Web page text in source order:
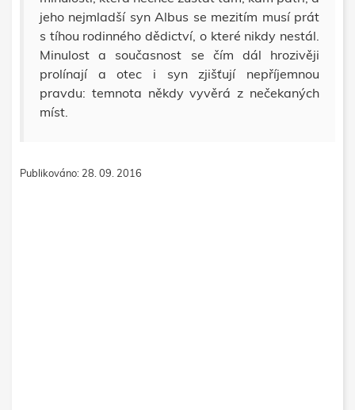
jeho nejmladší syn Albus se mezitím musí prát
s tíhou rodinného dědictví, o které nikdy nestál.
Minulost a současnost se čím dál hrozivěji
prolínají a otec i syn zjišťují nepříjemnou
pravdu: temnota někdy vyvěrá z nečekaných
míst.
Publikováno: 28. 09. 2016